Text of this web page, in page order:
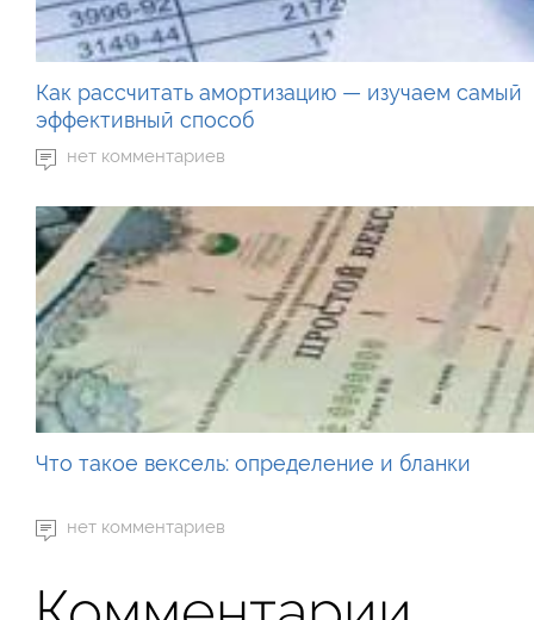
Как рассчитать амортизацию — изучаем самый
эффективный способ
нет комментариев
Что такое вексель: определение и бланки
нет комментариев